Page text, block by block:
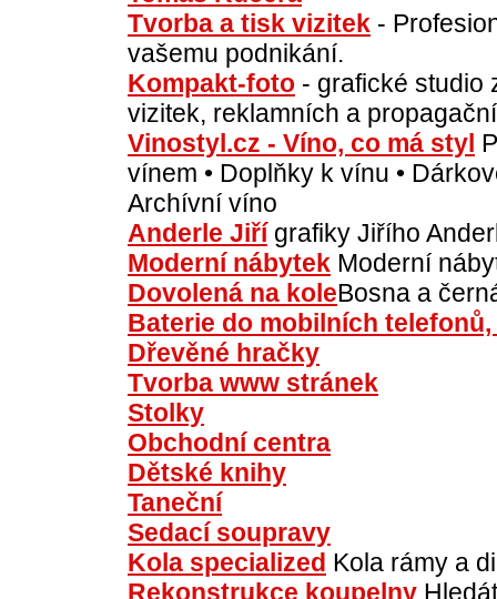
Tvorba a tisk vizitek -
vašemu podnikání.
Kompakt-foto - grafické studio
vizitek, reklamních a
Vinostyl.cz - Víno, co má styl
vínem • Doplňky k vínu •
Archívní víno
Anderle Jiřígrafiky Jiřího
Moderní nábytek Moderní
Dovolená na koleBosna a
Baterie do mobilních
Dřevěné hračky
Tvorba www stránek
Stolky
Obchodní centra
Dětské knihy
Taneční
Sedací soupravy
Kola specialized Kola rámy a
Rekonstrukce koupelny